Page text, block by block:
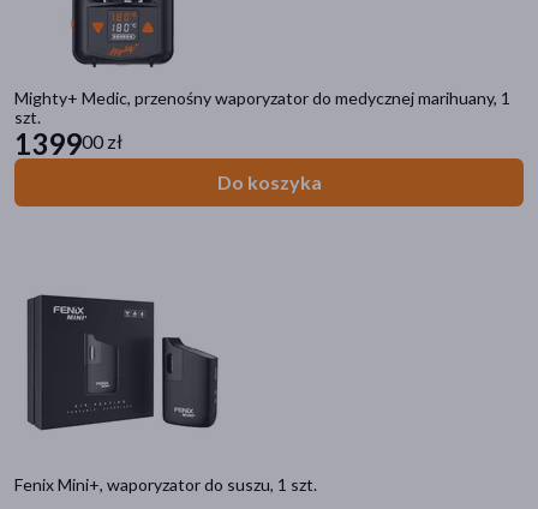
Mighty+ Medic, przenośny waporyzator do medycznej marihuany, 1
szt.
139900 zł
Do koszyka
Fenix Mini+, waporyzator do suszu, 1 szt.